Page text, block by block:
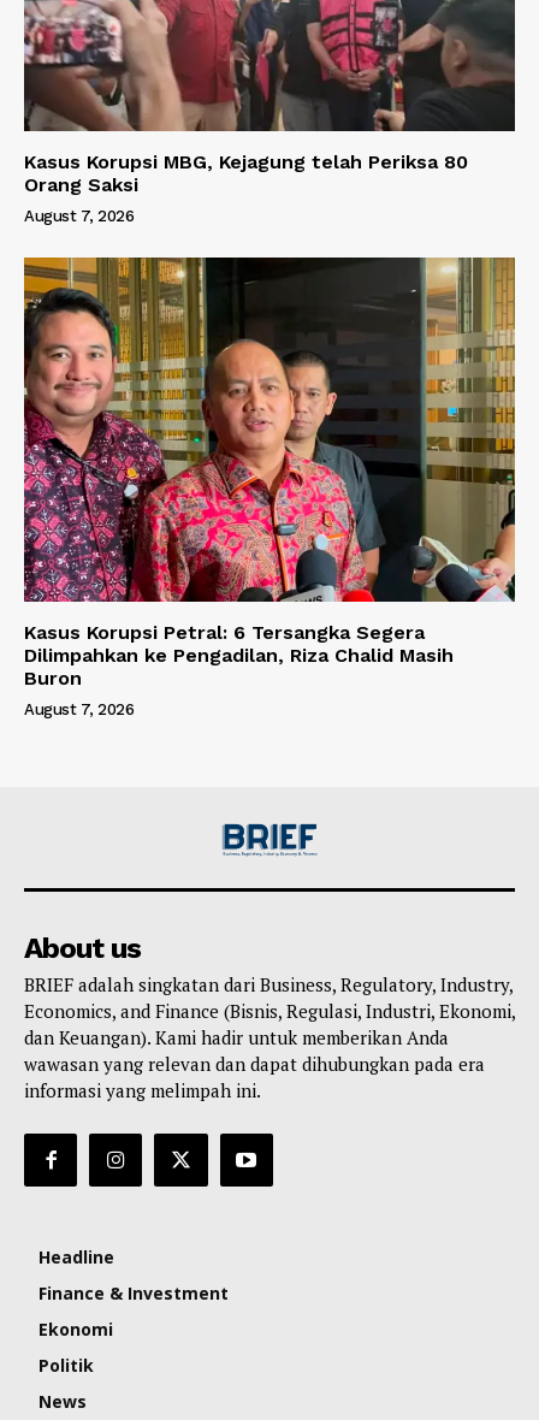
Kasus Korupsi MBG, Kejagung telah Periksa 80
Orang Saksi
August 7, 2026
Kasus Korupsi Petral: 6 Tersangka Segera
Dilimpahkan ke Pengadilan, Riza Chalid Masih
Buron
August 7, 2026
About us
BRIEF adalah singkatan dari Business, Regulatory, Industry,
Economics, and Finance (Bisnis, Regulasi, Industri, Ekonomi,
dan Keuangan). Kami hadir untuk memberikan Anda
wawasan yang relevan dan dapat dihubungkan pada era
informasi yang melimpah ini.
Headline
Finance & Investment
Ekonomi
Politik
News